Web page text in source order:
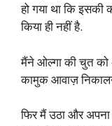
हो गया था कि
किया ही नहीं है.
मैंने ओल्गा की चुत को
कामुक आवाज़
फिर मैं उठा और